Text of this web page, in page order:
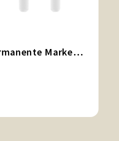
BIC® Mark-it Permanente Markeerstift